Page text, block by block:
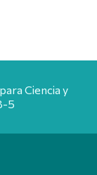
Ciencia y
5